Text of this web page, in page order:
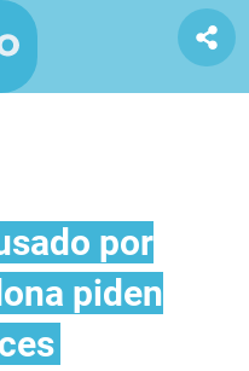
por
piden